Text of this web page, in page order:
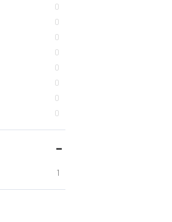
0
0
0
0
0
0
0
0
1